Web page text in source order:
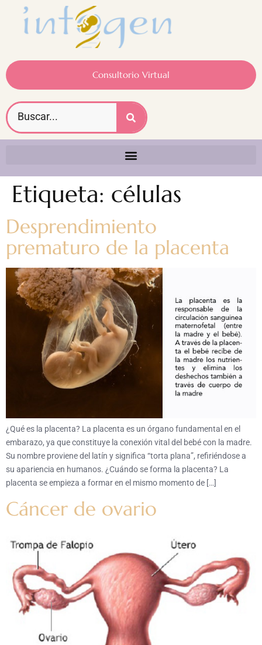
Consultorio Virtual
Etiqueta: células
Desprendimiento
prematuro de la placenta
¿Qué es la placenta? La placenta es un órgano fundamental en el
embarazo, ya que constituye la conexión vital del bebé con la madre.
Su nombre proviene del latín y significa “torta plana”, refiriéndose a
su apariencia en humanos. ¿Cuándo se forma la placenta? La
placenta se empieza a formar en el mismo momento de […]
Cáncer de ovario